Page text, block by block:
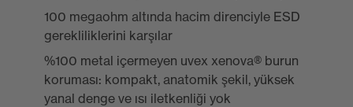
100 megaohm altında hacim direnciyle ESD
gerekliliklerini karşılar
%100 metal içermeyen uvex xenova® burun
koruması: kompakt, anatomik şekil, yüksek
yanal denge ve ısı iletkenliği yok